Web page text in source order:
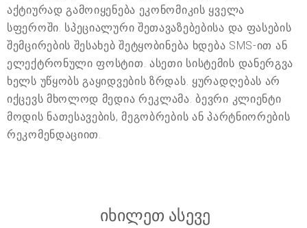
აქტიურად გამოიყენება ეკონომიკის ყველა
სფეროში. სპეციალური შეთავაზებებისა და ფასების
შემცირების შესახებ შეტყობინება ხდება SMS-ით ან
ელექტრონული ფოსტით. ასეთი სისტემის დანერგვა
ხელს უწყობს გაყიდვების ზრდას. ყურადღებას არ
იქცევს მხოლოდ მედია რეკლამა. ბევრი კლიენტი
მოდის ნათესავების, მეგობრების ან პარტნიორების
რეკომენდაციით.
იხილეთ ასევე